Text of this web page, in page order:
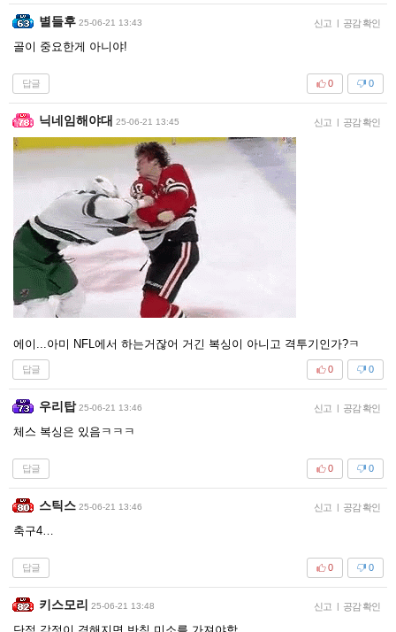
별들후 25-06-21 13:43 신고 | 공감 확인
골이 중요한게 아니야!
답글 0
0
닉네임해야대 25-06-21 13:45 신고 | 공감 확인
에이...아미 NFL에서 하는거잖어 거긴 복싱이 아니고 격투기인가?ㅋ
답글 0
0
우리탑 25-06-21 13:46 신고 | 공감 확인
체스 복싱은 있음ㅋㅋㅋ
답글 0
0
스틱스 25-06-21 13:46 신고 | 공감 확인
축구4…
답글 0
0
키스모리 25-06-21 13:48 신고 | 공감 확인